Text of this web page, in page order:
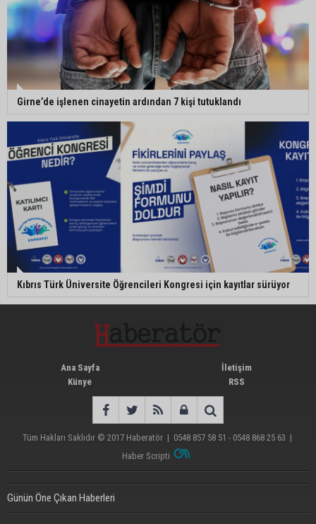
Girne’de işlenen cinayetin ardından 7 kişi tutuklandı
Kıbrıs Türk Üniversite Öğrencileri Kongresi için kayıtlar sürüyor
Ana Sayfa
Künye
İletişim
RSS
Tüm Hakları Saklıdır © 2017 Haberatör| 0548 857 58 51 - 0548 868 25 63 |
Haber Scripti
Günün Öne Çıkan Haberleri